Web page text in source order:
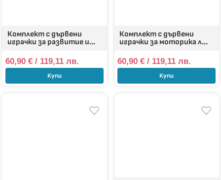
Комплект с дървени
играчки за развитие и...
60,90 €/ 119,11 лв.
Купи
Комплект с дървени
играчки за моторика л...
60,90 €/ 119,11 лв.
Купи